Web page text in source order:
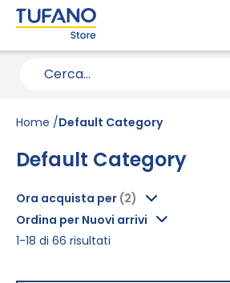
Home Default Category
Default Category
Ordina per Nuovi arrivi
1-18 di 66 risultati
Ora acquista per